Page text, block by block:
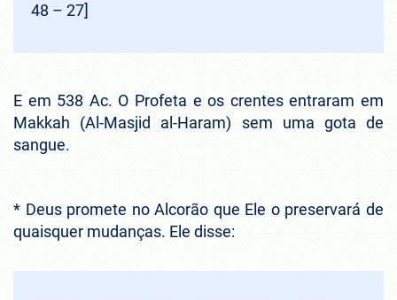
48 – 27]
E em 538 Ac. O Profeta e os crentes entraram em
Makkah (Al-Masjid al-Haram) sem uma gota de
sangue.
* Deus promete no Alcorão que Ele o preservará de
quaisquer mudanças. Ele disse: